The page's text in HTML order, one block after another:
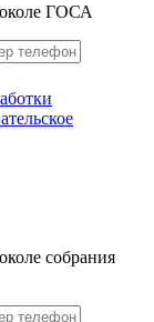
ГОСА
собрания